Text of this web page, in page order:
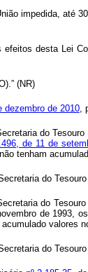
impedida, até
desta Lei
(NR)
dezembro de 2010,
do Tesouro
de 11 de
tenham
do
do
de 1993,
valores
do